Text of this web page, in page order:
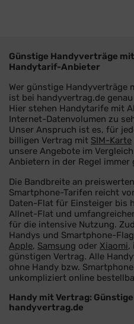
Günstige Handyverträge
Handytarif-Anbieter
Wer günstige Handyverträge
ist bei handyvertrag.de
Hier stehen Handytarife mit
Internet-Datenvolumen zu
Unser Anspruch ist es, für
billigen Vertrag mit SIM-Karte
unsere Angebote im
Anbietern in der Regel immer
Die Bandbreite an
Smartphone-Tarifen reicht
Daten-Flat für Einsteiger bis
Allnet-Flat und
für die intensive Nutzung.
Handys und Smartphone-
Apple, Samsung oder Xiaomi,
günstigen Vertrag. Alle
ohne Handy bzw.
unkompliziert online
Handy mit Vertrag:
handyvertrag.de